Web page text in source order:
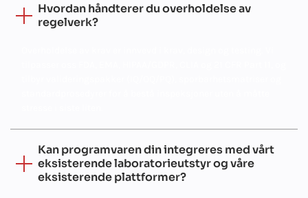
Hvordan håndterer du overholdelse av
regelverk?
Kan programvaren din integreres med vårt
eksisterende laboratorieutstyr og våre
eksisterende plattformer?